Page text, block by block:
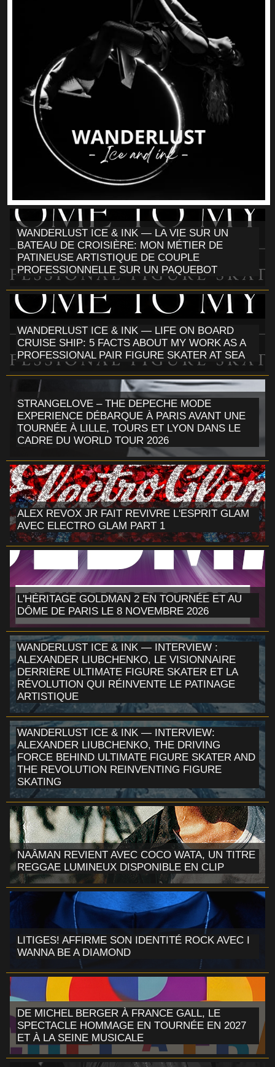
WANDERLUST ICE & INK — LA VIE SUR UN
BATEAU DE CROISIÈRE: MON MÉTIER DE
PATINEUSE ARTISTIQUE DE COUPLE
PROFESSIONNELLE SUR UN PAQUEBOT
WANDERLUST ICE & INK — LIFE ON BOARD
CRUISE SHIP: 5 FACTS ABOUT MY WORK AS A
PROFESSIONAL PAIR FIGURE SKATER AT SEA
STRANGELOVE – THE DEPECHE MODE
EXPERIENCE DÉBARQUE À PARIS AVANT UNE
TOURNÉE À LILLE, TOURS ET LYON DANS LE
CADRE DU WORLD TOUR 2026
ALEX REVOX JR FAIT REVIVRE L'ESPRIT GLAM
AVEC ELECTRO GLAM PART 1
L'HÉRITAGE GOLDMAN 2 EN TOURNÉE ET AU
DÔME DE PARIS LE 8 NOVEMBRE 2026
WANDERLUST ICE & INK — INTERVIEW :
ALEXANDER LIUBCHENKO, LE VISIONNAIRE
DERRIÈRE ULTIMATE FIGURE SKATER ET LA
RÉVOLUTION QUI RÉINVENTE LE PATINAGE
ARTISTIQUE
WANDERLUST ICE & INK — INTERVIEW:
ALEXANDER LIUBCHENKO, THE DRIVING
FORCE BEHIND ULTIMATE FIGURE SKATER AND
THE REVOLUTION REINVENTING FIGURE
SKATING
NAÂMAN REVIENT AVEC COCO WATA, UN TITRE
REGGAE LUMINEUX DISPONIBLE EN CLIP
LITIGES! AFFIRME SON IDENTITÉ ROCK AVEC I
WANNA BE A DIAMOND
DE MICHEL BERGER À FRANCE GALL, LE
SPECTACLE HOMMAGE EN TOURNÉE EN 2027
ET À LA SEINE MUSICALE